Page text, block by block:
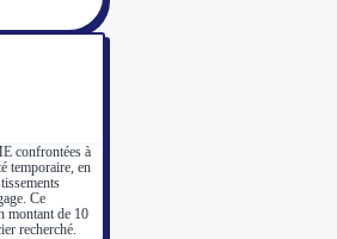
confrontées à
temporaire, en
Ce
montant de 10
recherché.